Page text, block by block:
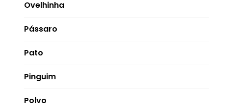
Ovelhinha
Pássaro
Pato
Pinguim
Polvo